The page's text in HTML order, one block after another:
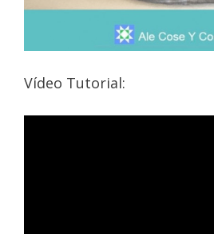
Vídeo Tutorial: